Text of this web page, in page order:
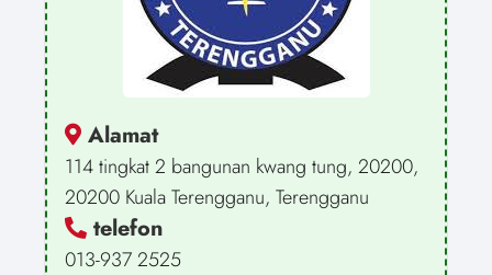
Alamat
114 tingkat 2 bangunan kwang tung, 20200,
20200 Kuala Terengganu, Terengganu
telefon
013-937 2525